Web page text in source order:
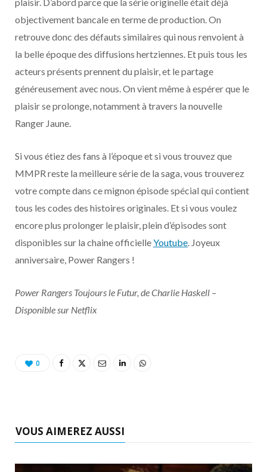
objectivement bancale en terme de production. On
retrouve donc des défauts similaires qui nous renvoient à
la belle époque des diffusions hertziennes. Et puis tous les
acteurs présents prennent du plaisir, et le partage
généreusement avec nous. On vient même à espérer que le
plaisir se prolonge, notamment à travers la nouvelle
Ranger Jaune.
Si vous étiez des fans à l’époque et si vous trouvez que
MMPR reste la meilleure série de la saga, vous trouverez
votre compte dans ce mignon épisode spécial qui contient
tous les codes des histoires originales. Et si vous voulez
encore plus prolonger le plaisir, plein d’épisodes sont
disponibles sur la chaine officielleYoutube. Joyeux
anniversaire, Power Rangers !
Power Rangers Toujours le Futur, de Charlie Haskell –
Disponible sur Netflix
0
VOUS AIMEREZ AUSSI